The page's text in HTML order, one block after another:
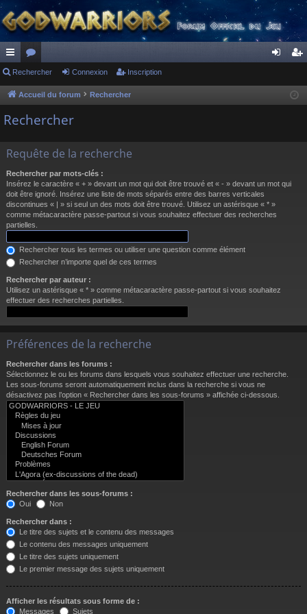
ac
co
ur
s
or
u
m
cri
Rechercher Connexion Inscription
Accueil du forum Rechercher
Rechercher
Requête de la recherche
Rechercher par mots-clés :
Insérez le caractère « + » devant un mot qui doit être trouvé et « - » devant un mot qui
doit être ignoré. Insérez une liste de mots séparés entre des barres verticales
discontinues « | » si seul un des mots doit être trouvé. Utilisez un astérisque « * »
comme métacaractère passe-partout si vous souhaitez effectuer des recherches
partielles.
Rechercher tous les termes ou utiliser une question comme élément
Rechercher n’importe quel de ces termes
Rechercher par auteur :
Utilisez un astérisque « * » comme métacaractère passe-partout si vous souhaitez
effectuer des recherches partielles.
Préférences de la recherche
Rechercher dans les forums :
Sélectionnez le ou les forums dans lesquels vous souhaitez effectuer une recherche.
Les sous-forums seront automatiquement inclus dans la recherche si vous ne
désactivez pas l’option « Rechercher dans les sous-forums » affichée ci-dessous.
Rechercher dans les sous-forums :
Oui
Non
Rechercher dans :
Le titre des sujets et le contenu des messages
Le contenu des messages uniquement
Le titre des sujets uniquement
Le premier message des sujets uniquement
Afficher les résultats sous forme de :
Messages
Sujets